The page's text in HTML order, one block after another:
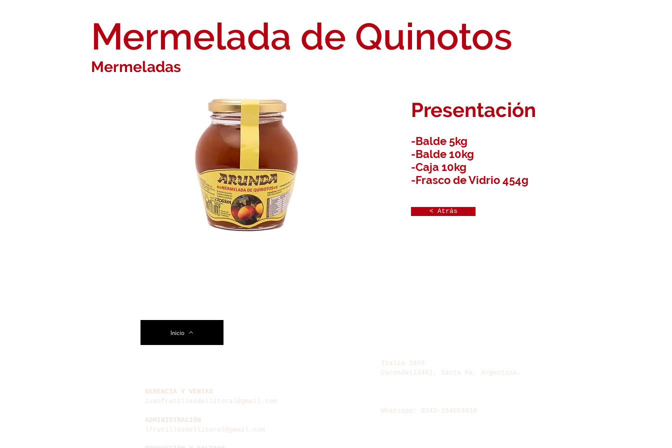
Mermelada de Quinotos
Mermeladas
Presentación
-Balde 5kg
-Balde 10kg
-Caja 10kg
-Frasco de Vidrio 454g
< Atrás
Inicio
GERENCIA Y VENTAS
ivanfrutillasdellitoral@gmail.com
ADMINISTRACIÓN
lfrutillasdellitoral@gmail.com
Italia 1858
Coronda(2240), Santa Fe, Argentina.
Whatsapp: 0342-154053910